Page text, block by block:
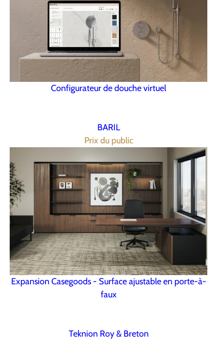
Configurateur de douche virtuel
BARIL
Prix du public
Expansion Casegoods - Surface ajustable en porte-à-
faux
Teknion Roy & Breton